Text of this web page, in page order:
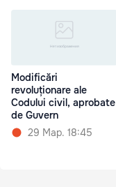
Modificări
revoluționare ale
Codului civil, aprobate
de Guvern
29 Мар. 18:45